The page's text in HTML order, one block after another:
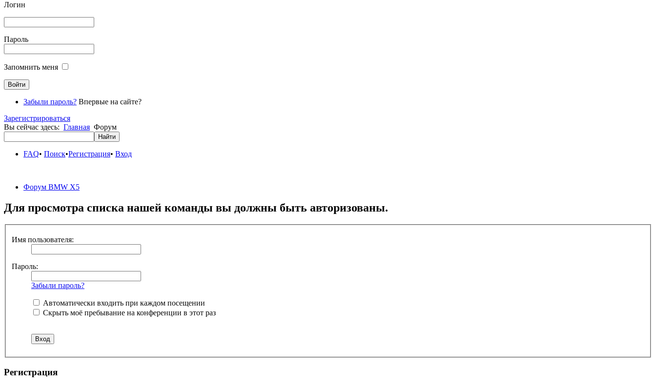
Логин
Пароль
Запомнить меня
Забыли пароль? Впервые на сайте?
Зарегистрироваться
Вы сейчас здесь: Главная Форум
FAQ• Поиск•Регистрация• Вход
Форум BMW X5
Для просмотра списка нашей команды вы должны быть авторизованы.
Имя пользователя:
Пароль:
Забыли пароль?
Автоматически входить при каждом посещении
Скрыть моё пребывание на конференции в этот раз
Регистрация